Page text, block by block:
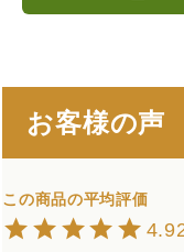
お客様の声